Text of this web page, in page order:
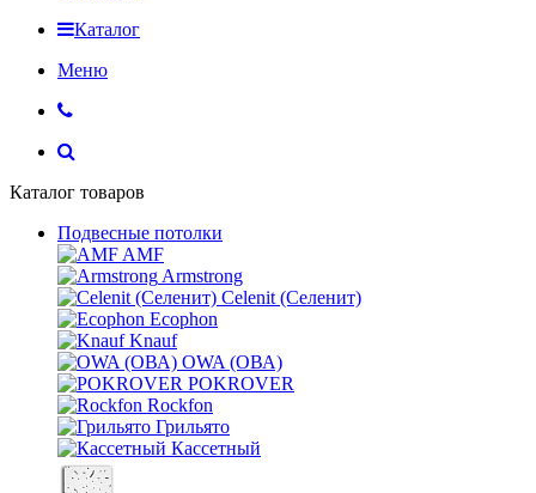
Каталог
Меню
Каталог товаров
Подвесные потолки
AMF
Armstrong
Celenit (Селенит)
Ecophon
Knauf
OWA (ОВА)
POKROVER
Rockfon
Грильято
Кассетный